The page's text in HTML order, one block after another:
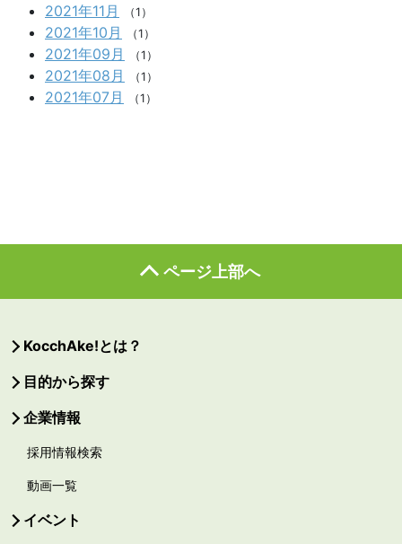
2021年11月 （1）
2021年10月 （1）
2021年09月 （1）
2021年08月 （1）
2021年07月 （1）
ページ上部へ
KocchAke!とは？
目的から探す
企業情報
採用情報検索
動画一覧
イベント